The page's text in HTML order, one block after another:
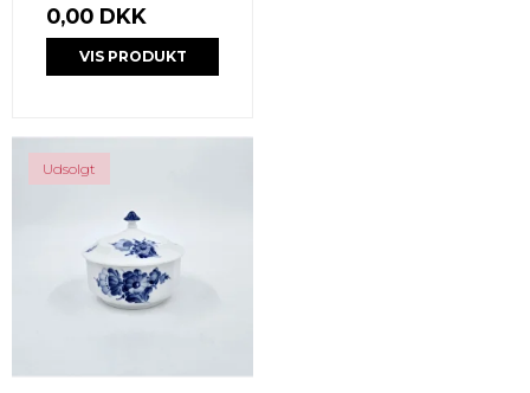
0,00 DKK
VIS PRODUKT
Udsolgt